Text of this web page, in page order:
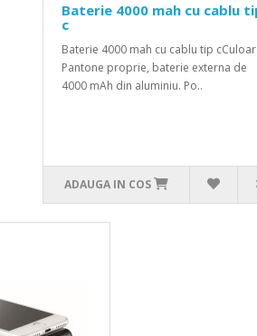
Baterie 4000 mah cu cablu
c
Baterie 4000 mah cu cablu tip
Pantone proprie, baterie externa de
4000 mAh din aluminiu. Po..
ADAUGA IN COS